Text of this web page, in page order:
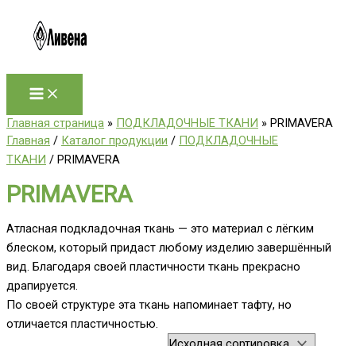
содержимому
Главная страница » ПОДКЛАДОЧНЫЕ ТКАНИ » PRIMAVERA
Главная / Каталог продукции / ПОДКЛАДОЧНЫЕ
ТКАНИ / PRIMAVERA
PRIMAVERA
Атласная подкладочная ткань — это материал с лёгким
блеском, который придаст любому изделию завершённый
вид. Благодаря своей пластичности ткань прекрасно
драпируется.
По своей структуре эта ткань напоминает тафту, но
отличается пластичностью.